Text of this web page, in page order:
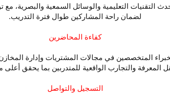
التقنيات التعليمية والوسائل السمعية والبصرية،
لضمان راحة المشاركين طوال فترة التدريب.
كفاءة المحاضرين
المتخصصين في مجالات المشتريات وإدارة
المعرفة والتجارب الواقعية للمتدربين بما يحقق أعلى
التسجيل والتواصل